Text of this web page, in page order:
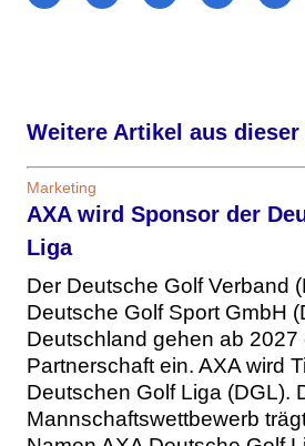
Weitere Artikel aus
Marketing
AXA wird Sponsor der
Liga
Der Deutsche Golf Verband
Deutsche Golf Sport GmbH
Deutschland gehen ab 2027
Partnerschaft ein. AXA wird
Deutschen Golf Liga (DGL).
Mannschaftswettbewerb